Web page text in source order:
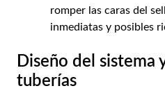
romper las caras del
inmediatas y posibles
Diseño del sistema
tuberías